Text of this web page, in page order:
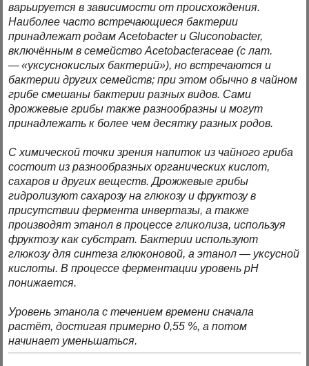
варьируется в зависимости от происхождения.
Наиболее часто встречающиеся бактерии
принадлежат родам Acetobacter и Gluconobacter,
включённым в семейство Acetobacteraceae (с лат.
— «уксуснокислых бактерий»), но встречаются и
бактерии других семейств; при этом обычно в чайном
грибе смешаны бактерии разных видов. Сами
дрожжевые грибы также разнообразны и могут
принадлежать к более чем десятку разных родов.
С химической точки зрения напиток из чайного гриба
состоит из разнообразных органических кислот,
сахаров и других веществ. Дрожжевые грибы
гидролизуют сахарозу на глюкозу и фруктозу в
присутствии фермента инвертазы, а также
производят этанол в процессе гликолиза, используя
фруктозу как субстрат. Бактерии используют
глюкозу для синтеза глюконовой, а этанол — уксусной
кислоты. В процессе ферментации уровень pH
понижается.
Уровень этанола с течением времени сначала
растёт, достигая примерно 0,55 %, а потом
начинает уменьшаться.